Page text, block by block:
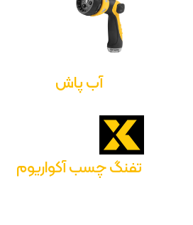
آب پاش
تفنگ چسب آکواریوم